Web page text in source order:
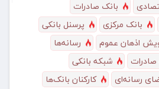
بانک صادرات
بانک مرکزی
پرسنل بانکی
اذهان عموم
رسانه‌ها
شبکه بانکی
رسانه‌ای
کارکنان بانک‌ها